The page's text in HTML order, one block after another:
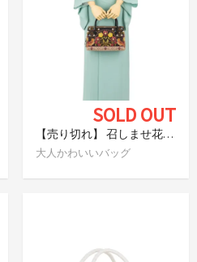
SOLD OUT
【売り切れ】 召しませ花 利休バッグ 小鳥といちご
大人かわいいバッグ